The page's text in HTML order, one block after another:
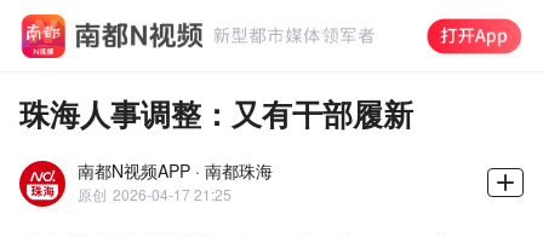
珠海人事调整：又有干部履新
南都N视频APP · 南都珠海
原创 2026-04-17 21:25